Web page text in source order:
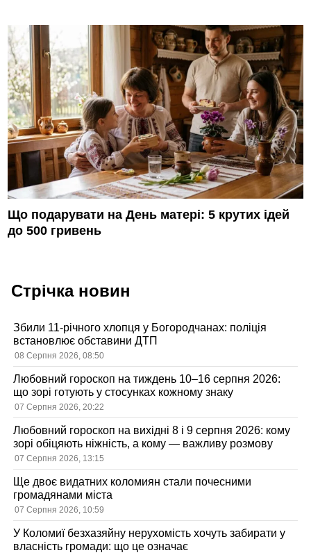
Що подарувати на День матері: 5 крутих ідей
до 500 гривень
Стрічка новин
Збили 11-річного хлопця у Богородчанах: поліція
встановлює обставини ДТП
08 Серпня 2026, 08:50
Любовний гороскоп на тиждень 10–16 серпня 2026:
що зорі готують у стосунках кожному знаку
07 Серпня 2026, 20:22
Любовний гороскоп на вихідні 8 і 9 серпня 2026: кому
зорі обіцяють ніжність, а кому — важливу розмову
07 Серпня 2026, 13:15
Ще двоє видатних коломиян стали почесними
громадянами міста
07 Серпня 2026, 10:59
У Коломиї безхазяйну нерухомість хочуть забирати у
власність громади: що це означає